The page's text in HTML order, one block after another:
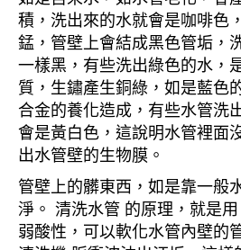
積，洗出來的水就會是咖啡色
錳，管壁上會結成黑色管垢，
一樣黑，有些洗出綠色的水，
質，生鏽產生銅綠，如是藍色
合金的養化造成，有些水管洗
會是黃白色，這說明水管裡面
出水管壁的生物膜。
管壁上的髒東西，如是靠一般
淨。 清洗水管 的原理，就是
弱酸性，可以軟化水管內壁的